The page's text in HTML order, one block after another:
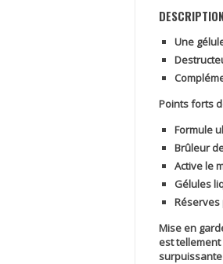
Une
Points forts
Formule
Brûleur
Active le
Gélules
Mise en
est